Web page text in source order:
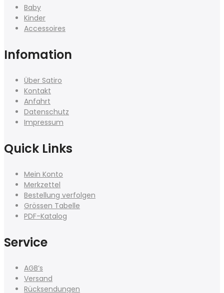
Baby
Kinder
Accessoires
Infomation
Über Satiro
Kontakt
Anfahrt
Datenschutz
Impressum
Quick Links
Mein Konto
Merkzettel
Bestellung verfolgen
Grössen Tabelle
PDF-Katalog
Service
AGB’s
Versand
Rücksendungen